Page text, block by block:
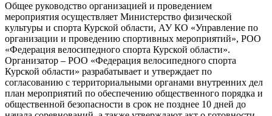
Общее руководство организацией и проведением
мероприятия осуществляет Министерство физической
культуры и спорта Курской области, АУ КО «Управление по
организации и проведению спортивных мероприятий», РОО
«Федерация велосипедного спорта Курской области».
Организатор – РОО «Федерация велосипедного спорта
Курской области» разрабатывает и утверждает по
согласованию с территориальными органами внутренних дел
план мероприятий по обеспечению общественного порядка и
общественной безопасности в срок не позднее 10 дней до